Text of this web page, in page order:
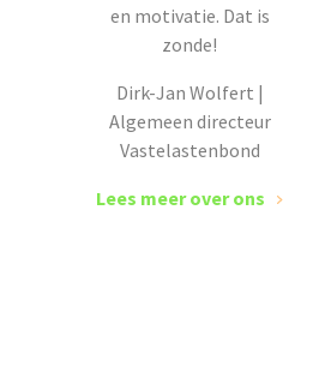
en motivatie. Dat is
zonde!
Dirk-Jan Wolfert |
Algemeen directeur
Vastelastenbond
Lees meer over ons